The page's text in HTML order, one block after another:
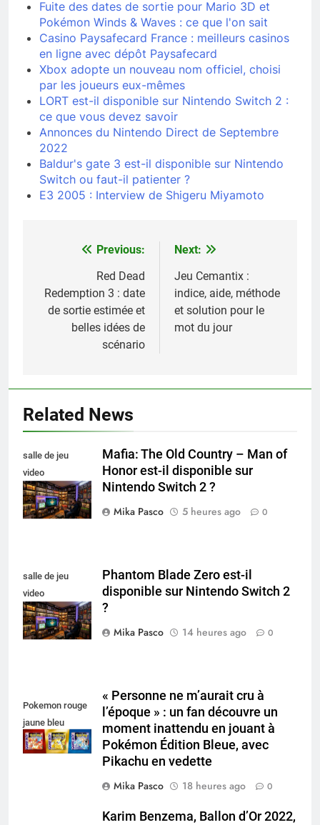
Fuite des dates de sortie pour Mario 3D et
Pokémon Winds & Waves : ce que l'on sait
Casino Paysafecard France : meilleurs casinos
en ligne avec dépôt Paysafecard
Xbox adopte un nouveau nom officiel, choisi
par les joueurs eux-mêmes
LORT est-il disponible sur Nintendo Switch 2 :
ce que vous devez savoir
Annonces du Nintendo Direct de Septembre
2022
Baldur's gate 3 est-il disponible sur Nintendo
Switch ou faut-il patienter ?
E3 2005 : Interview de Shigeru Miyamoto
Navigation
l’article
Previous:
Red Dead
Redemption 3 : date
de sortie estimée et
belles idées de
scénario
Next:
Jeu Cemantix :
indice, aide, méthode
et solution pour le
mot du jour
Related News
salle de jeu
video
collectionneur
Mafia: The Old Country – Man of
Honor est-il disponible sur
Nintendo Switch 2 ?
Mika Pasco
5 heures ago 0
salle de jeu
video
collectionneur
Phantom Blade Zero est-il
disponible sur Nintendo Switch 2
?
Mika Pasco
14 heures ago 0
Pokemon rouge
jaune bleu
« Personne ne m’aurait cru à
l’époque » : un fan découvre un
moment inattendu en jouant à
Pokémon Édition Bleue, avec
Pikachu en vedette
Mika Pasco
18 heures ago 0
Karim Benzema, Ballon d’Or 2022,